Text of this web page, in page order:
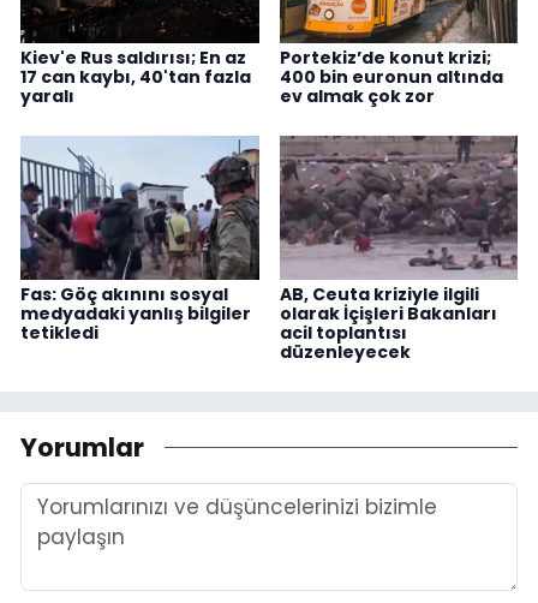
Kiev'e Rus saldırısı; En az
17 can kaybı, 40'tan fazla
yaralı
Portekiz’de konut krizi;
400 bin euronun altında
ev almak çok zor
Fas: Göç akınını sosyal
medyadaki yanlış bilgiler
tetikledi
AB, Ceuta kriziyle ilgili
olarak İçişleri Bakanları
acil toplantısı
düzenleyecek
Yorumlar